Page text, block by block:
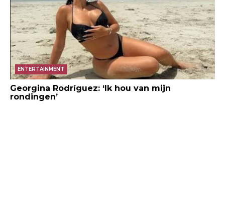
ENTERTAINMENT
Georgina Rodríguez: ‘Ik hou van mijn
rondingen’